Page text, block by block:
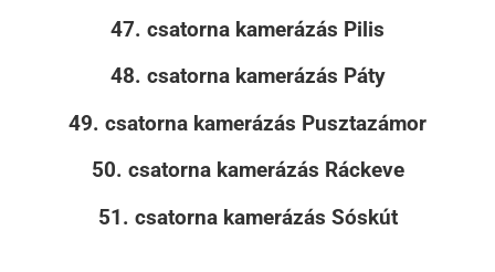
47. csatorna kamerázás Pilis
48. csatorna kamerázás Páty
49. csatorna kamerázás Pusztazámor
50. csatorna kamerázás Ráckeve
51. csatorna kamerázás Sóskút